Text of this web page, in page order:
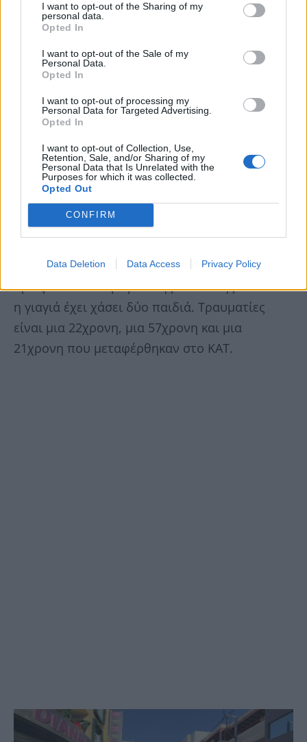
I want to opt-out of the Sharing of my
personal data.
Opted In
I want to opt-out of the Sale of my
Personal Data.
Opted In
I want to opt-out of processing my
Personal Data for Targeted Advertising.
Opted In
I want to opt-out of Collection, Use,
Retention, Sale, and/or Sharing of my
Personal Data that Is Unrelated with the
Purposes for which it was collected.
Opted Out
CONFIRM
Data Deletion Data Access Privacy Policy
Το φρικτό τροχαίο έγινε μπροστά στα μάτια
τραυματιστεί και η κοπέλα που αύριο θα
ορκιζόνταν. Το τραγικό της υπόθεσης είναι ότι
η γιαγιά έχει χάσει δύο παιδιά. Τραυματίες
είναι μια 22χρονη, μια 57χρονη και μια
21χρονη που μεταφέρθηκαν στο ΚΑΤ.